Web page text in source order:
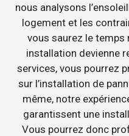
nous analysons
logement et les
vous saurez le temps
installation devienne
services, vous pourrez
sur l’installation de
même, notre
garantissent une
Vous pourrez donc